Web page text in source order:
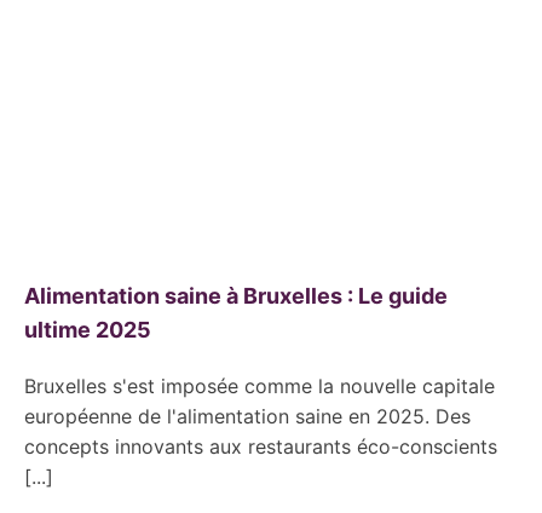
Alimentation saine à Bruxelles : Le guide
ultime 2025
Bruxelles s'est imposée comme la nouvelle capitale
européenne de l'alimentation saine en 2025. Des
concepts innovants aux restaurants éco-conscients
[...]